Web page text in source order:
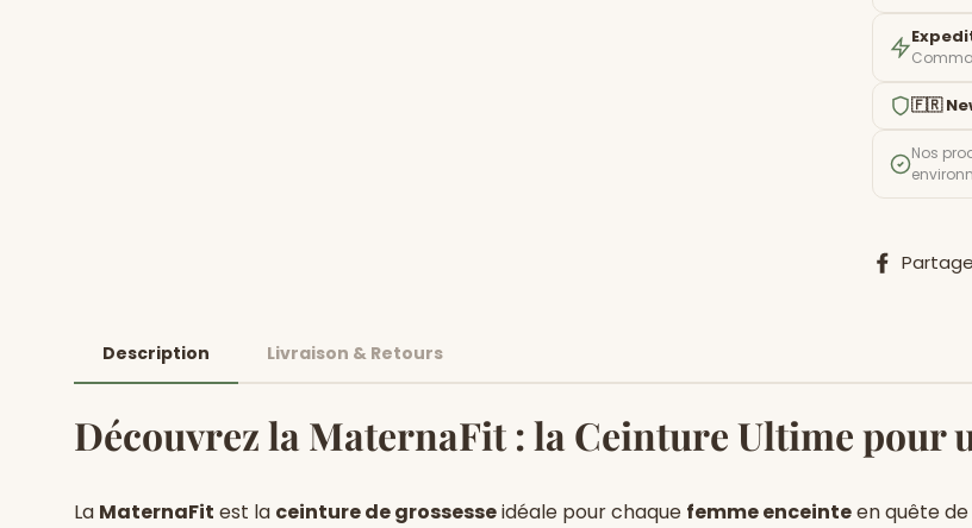
🇫🇷
Nos
Description Livraison & Retours
Découvrez la MaternaFit: la Ceinture Ultime pour
La MaternaFit est la ceinture de grossesseidéale pour chaque femme enceinteen quête